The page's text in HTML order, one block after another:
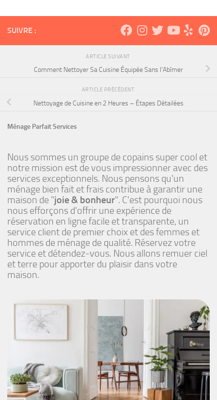
SUIVRE :
ARTICLE SUIVANT
Comment Nettoyer Sa Cuisine Équipée Sans l’Abîmer
ARTICLE PRÉCÉDENT
Nettoyage de Cuisine en 2 Heures – Étapes Détailées
Ménage Parfait Services
Nous sommes un groupe de copains super cool et
notre mission est de vous impressionner avec des
services exceptionnels. Nous pensons qu'un
ménage bien fait et frais contribue à garantir une
maison de "joie & bonheur". C'est pourquoi nous
nous efforçons d'offrir une expérience de
réservation en ligne facile et transparente, un
service client de premier choix et des femmes et
hommes de ménage de qualité. Réservez votre
service et détendez-vous. Nous allons remuer ciel
et terre pour apporter du plaisir dans votre
maison.